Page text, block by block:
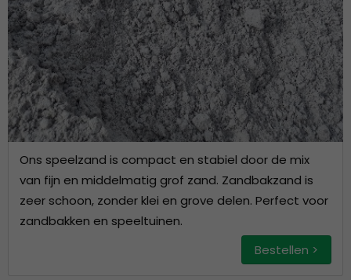
Ons speelzand is compact en stabiel door de mix
van fijn en middelmatig grof zand. Zandbakzand is
zeer schoon, zonder klei en grove delen. Perfect voor
zandbakken en speeltuinen.
Bestellen >